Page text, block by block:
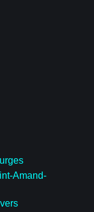
Amand-